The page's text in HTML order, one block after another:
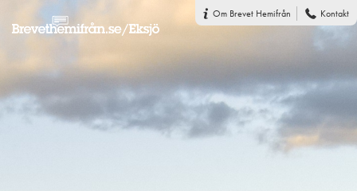
Om Brevet Hemifrån Kontakt